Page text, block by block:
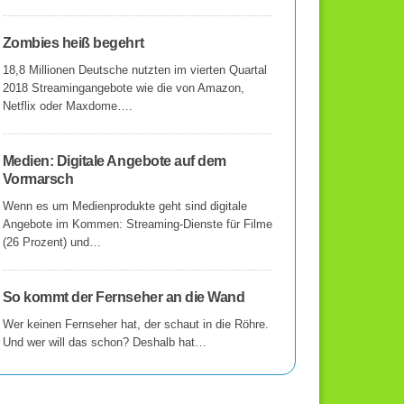
Zombies heiß begehrt
18,8 Millionen Deutsche nutzten im vierten Quartal
2018 Streamingangebote wie die von Amazon,
Netflix oder Maxdome….
Medien: Digitale Angebote auf dem
Vormarsch
Wenn es um Medienprodukte geht sind digitale
Angebote im Kommen: Streaming-Dienste für Filme
(26 Prozent) und…
So kommt der Fernseher an die Wand
Wer keinen Fernseher hat, der schaut in die Röhre.
Und wer will das schon? Deshalb hat…